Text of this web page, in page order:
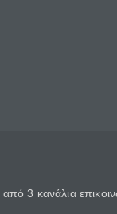
3 κανάλια